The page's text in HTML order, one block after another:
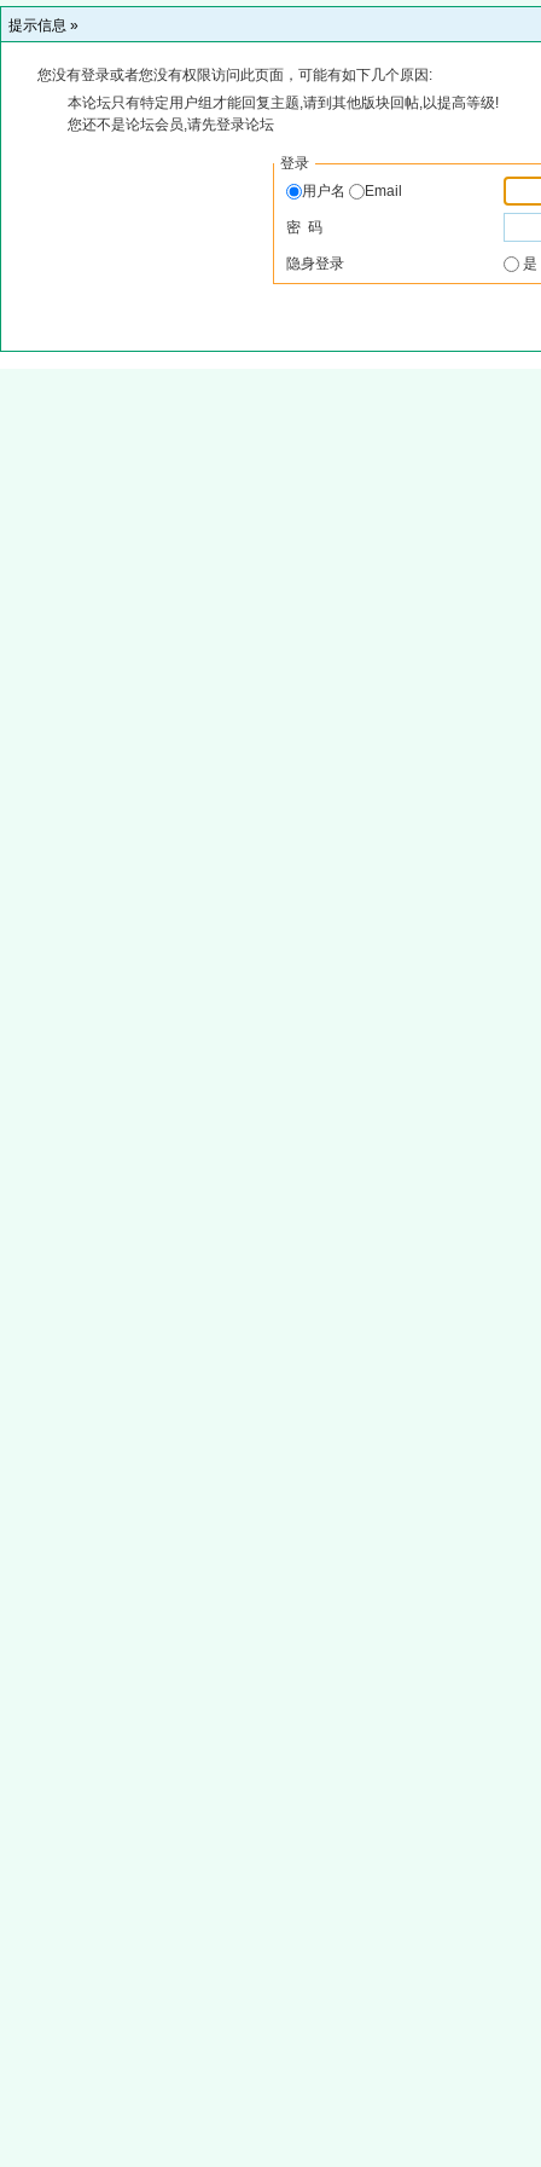
提示信息 »
您没有登录或者您没有权限访问此页面，可能有如下几个原因:
本论坛只有特定用户组才能回复主题,请到其他版块回帖,以提高等级!
您还不是论坛会员,请先登录论坛
登录
用户名
Email
密 码
隐身登录